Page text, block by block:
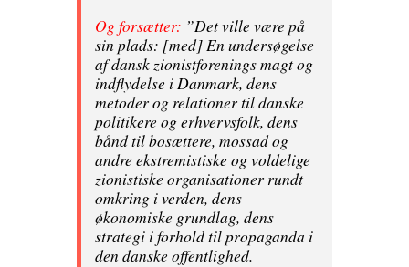
Og forsætter: ”Det ville være på
sin plads: [med] En undersøgelse
af dansk zionistforenings magt og
indflydelse i Danmark, dens
metoder og relationer til danske
politikere og erhvervsfolk, dens
bånd til bosættere, mossad og
andre ekstremistiske og voldelige
zionistiske organisationer rundt
omkring i verden, dens
økonomiske grundlag, dens
strategi i forhold til propaganda i
den danske offentlighed.